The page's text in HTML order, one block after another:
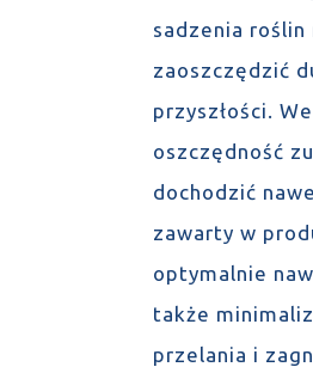
sadzenia roślin
zaoszczędzić
przyszłości.
oszczędność
dochodzić
zawarty w
optymalnie
także
przelania i